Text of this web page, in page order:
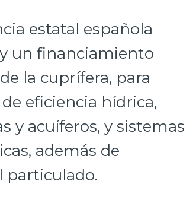
estatal española
un financiamiento
la cuprífera, para
eficiencia hídrica,
y acuíferos, y sistemas
además de
particulado.